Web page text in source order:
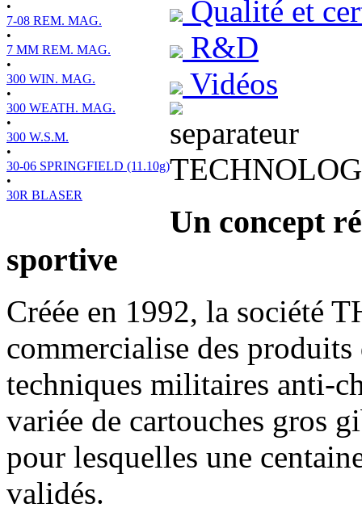
•
7-08 REM. MAG.
•
7 MM REM. MAG.
•
300 WIN. MAG.
•
300 WEATH. MAG.
•
300 W.S.M.
•
30-06 SPRINGFIELD (11.10g)
•
30R BLASER
Qualité et
R&D
Vidéos
Un concept
sportive
Créée en 1992, la société
commercialise des
techniques militaires anti-
variée de cartouches gros
pour lesquelles une
validés.